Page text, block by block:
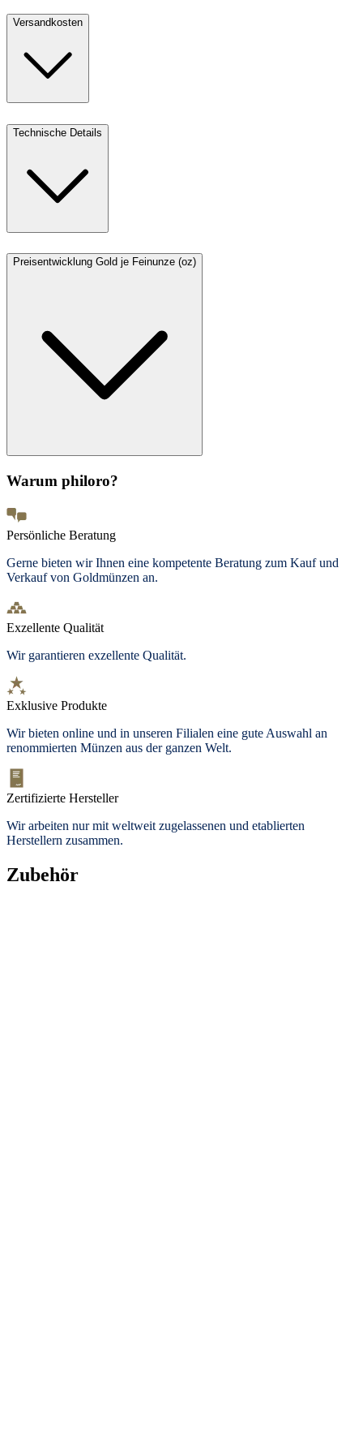
Versandkosten
Technische Details
Preisentwicklung Gold je Feinunze (oz)
Warum philoro?
Persönliche Beratung
Gerne bieten wir Ihnen eine kompetente Beratung zum Kauf und
Verkauf von Goldmünzen an.
Exzellente Qualität
Wir garantieren exzellente Qualität.
Exklusive Produkte
Wir bieten online und in unseren Filialen eine gute Auswahl an
renommierten Münzen aus der ganzen Welt.
Zertifizierte Hersteller
Wir arbeiten nur mit weltweit zugelassenen und etablierten
Herstellern zusammen.
Zubehör